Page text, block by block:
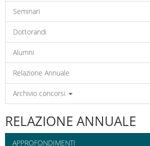
Seminari
Dottorandi
Alumni
Relazione Annuale
Archivio concorsi
RELAZIONE ANNUALE
APPROFONDIMENTI